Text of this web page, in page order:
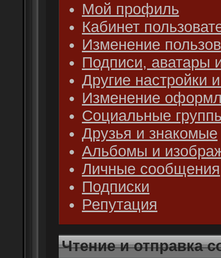
Мой профиль
Кабинет
Изменение
Подписи, аватары
Другие настройки
Изменение
Социальные
Друзья и знакомые
Альбомы и
Личные сообщения
Подписки
Репутация
Чтение и отправка